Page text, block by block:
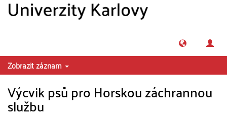
Zobrazit záznam
Výcvik psů pro Horskou záchrannou
službu